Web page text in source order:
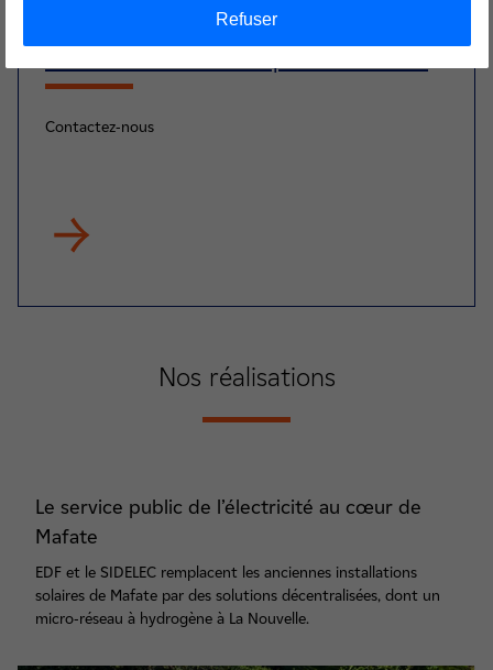
Contactez-nous
Nos réalisations
Le service public de l’électricité au cœur de
Mafate
EDF et le SIDELEC remplacent les anciennes installations
solaires de Mafate par des solutions décentralisées, dont un
micro-réseau à hydrogène à La Nouvelle.
Refuser